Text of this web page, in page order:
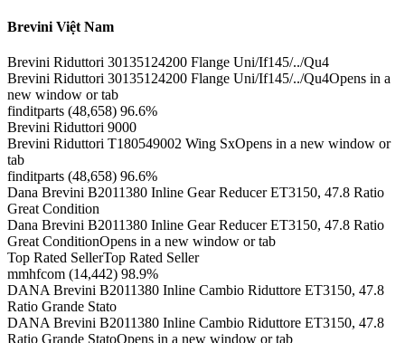
Brevini Việt Nam
Brevini Riduttori 30135124200 Flange Uni/If145/../Qu4
Brevini Riduttori 30135124200 Flange Uni/If145/../Qu4Opens in a
new window or tab
finditparts (48,658) 96.6%
Brevini Riduttori 9000
Brevini Riduttori T180549002 Wing SxOpens in a new window or
tab
finditparts (48,658) 96.6%
Dana Brevini B2011380 Inline Gear Reducer ET3150, 47.8 Ratio
Great Condition
Dana Brevini B2011380 Inline Gear Reducer ET3150, 47.8 Ratio
Great ConditionOpens in a new window or tab
Top Rated SellerTop Rated Seller
mmhfcom (14,442) 98.9%
DANA Brevini B2011380 Inline Cambio Riduttore ET3150, 47.8
Ratio Grande Stato
DANA Brevini B2011380 Inline Cambio Riduttore ET3150, 47.8
Ratio Grande StatoOpens in a new window or tab